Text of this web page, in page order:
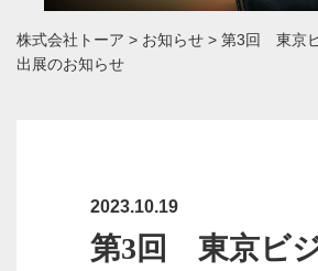
株式会社トーア > お知らせ > 第3回 東京
出展のお知らせ
2023.10.19
第3回 東京ビ